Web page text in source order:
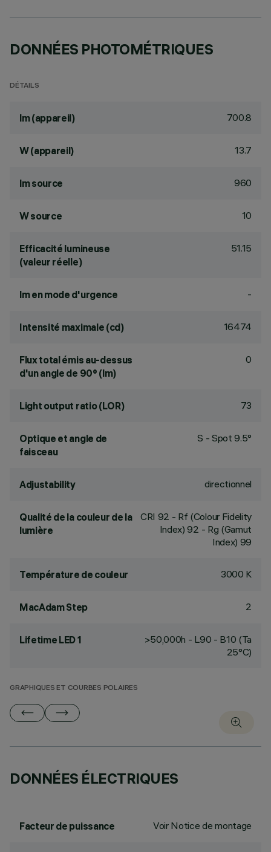
DONNÉES PHOTOMÉTRIQUES
DÉTAILS
lm (appareil) 700.8
W (appareil) 13.7
lm source 960
W source 10
Efficacité lumineuse
(valeur réelle)
51.15
lm en mode d'urgence -
Intensité maximale (cd) 16474
Flux total émis au-dessus
d'un angle de 90° (lm)
0
Light output ratio (LOR) 73
Optique et angle de
faisceau
S - Spot 9.5°
Adjustability directionnel
Qualité de la couleur de la
lumière
CRI 92 - Rf (Colour Fidelity
Index) 92 - Rg (Gamut
Index) 99
Température de couleur 3000 K
MacAdam Step 2
Lifetime LED 1
>50,000h - L90 - B10 (Ta
25°C)
GRAPHIQUES ET COURBES POLAIRES
DONNÉES ÉLECTRIQUES
Facteur de puissance Voir Notice de montage